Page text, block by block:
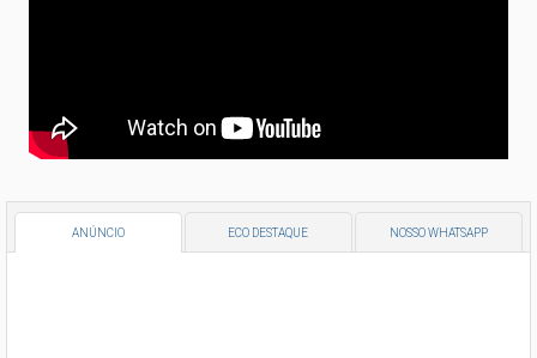
ANÚNCIO ECO DESTAQUE NOSSO WHATSAPP